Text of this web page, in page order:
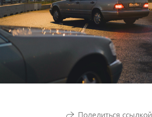
Поделиться ссылкой